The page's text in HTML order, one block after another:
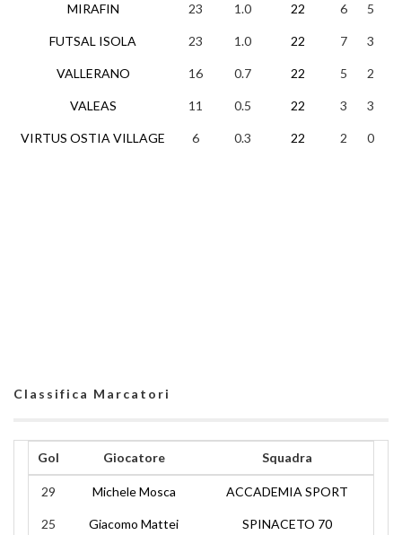
MIRAFIN
FUTSAL ISOLA
VALLERANO
VALEAS
VIRTUS OSTIA VILLAGE
23 1.0 22 6 5
23 1.0 22 7 3
16 0.7 22 5 2
11 0.5 22 3 3
6 0.3 22 2 0
Classifica Marcatori
Gol Giocatore Squadra
29 Michele Mosca ACCADEMIA SPORT
25 Giacomo Mattei SPINACETO 70